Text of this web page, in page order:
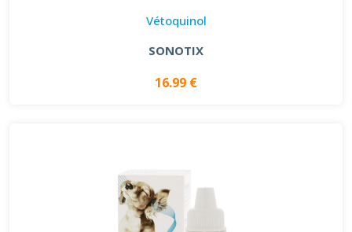
Vétoquinol
SONOTIX
16.99 €